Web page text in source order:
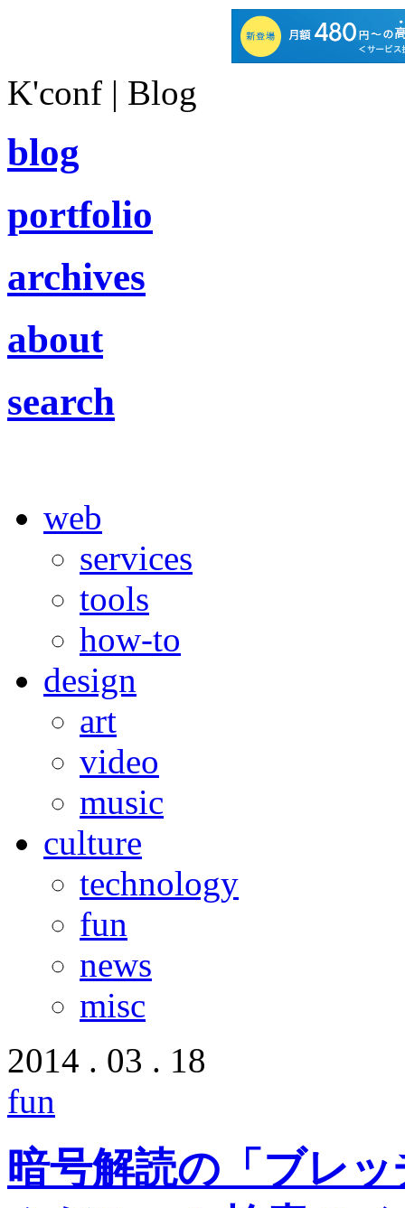
K'conf | Blog
blog
portfolio
archives
about
search
web
services
tools
how-to
design
art
video
music
culture
technology
fun
news
misc
2014 . 03 . 18
fun
暗号解読の「ブレ